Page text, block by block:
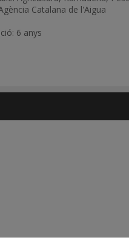
Catalana de l'Aigua
6 anys